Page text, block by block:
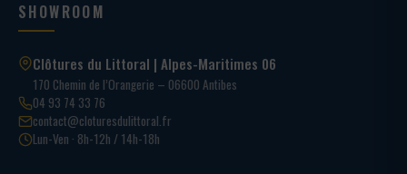
SHOWROOM
Clôtures du Littoral | Alpes-Maritimes 06
170 Chemin de l’Orangerie – 06600 Antibes
04 93 74 33 76
contact@cloturesdulittoral.fr
Lun-Ven · 8h-12h / 14h-18h